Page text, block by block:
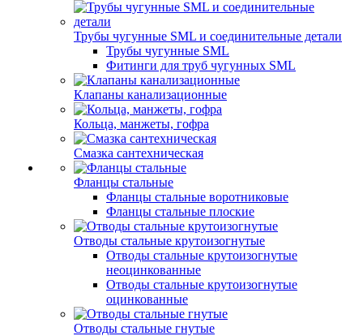
Трубы чугунные SML и соединительные детали
Трубы чугунные SML
Фитинги для труб чугунных SML
Клапаны канализационные
Кольца, манжеты, гофра
Смазка сантехническая
Фланцы стальные
Фланцы стальные воротниковые
Фланцы стальные плоские
Отводы стальные крутоизогнутые
Отводы стальные крутоизогнутые
неоцинкованные
Отводы стальные крутоизогнутые
оцинкованные
Отводы стальные гнутые